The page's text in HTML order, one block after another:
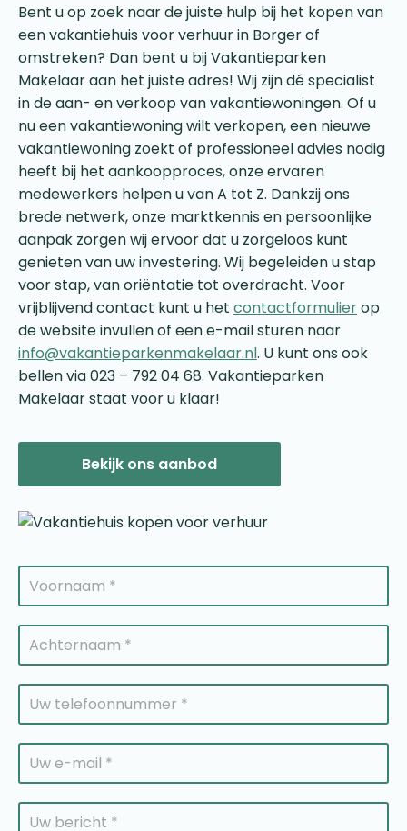
Bent u op zoek naar de juiste hulp bij het kopen van
een vakantiehuis voor verhuur in Borger of
omstreken? Dan bent u bij Vakantieparken
Makelaar aan het juiste adres! Wij zijn dé specialist
in de aan- en verkoop van vakantiewoningen. Of u
nu een vakantiewoning wilt verkopen, een nieuwe
vakantiewoning zoekt of professioneel advies nodig
heeft bij het aankoopproces, onze ervaren
medewerkers helpen u van A tot Z. Dankzij ons
brede netwerk, onze marktkennis en persoonlijke
aanpak zorgen wij ervoor dat u zorgeloos kunt
genieten van uw investering. Wij begeleiden u stap
voor stap, van oriëntatie tot overdracht. Voor
vrijblijvend contact kunt u het contactformulierop
de website invullen of een e-mail sturen naar
info@vakantieparkenmakelaar.nl. U kunt ons ook
bellen via 023 – 792 04 68. Vakantieparken
Makelaar staat voor u klaar!
Bekijk ons aanbod